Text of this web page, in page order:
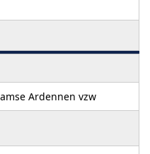
Ardennen vzw